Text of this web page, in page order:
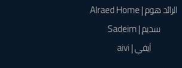
الرائد هوم | Alraed Home
سديم | Sadeim
آيفي | aivi